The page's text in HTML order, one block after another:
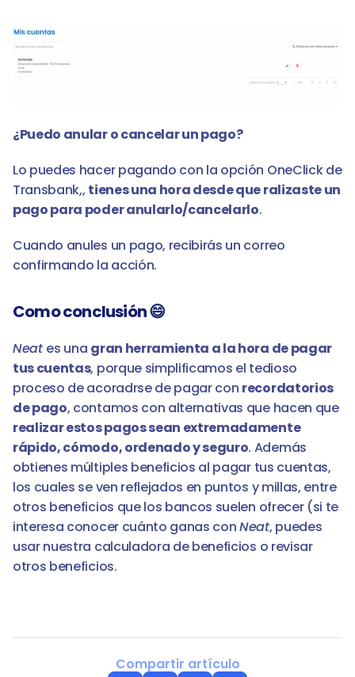
¿Puedo anular o cancelar un pago?
Lo puedes hacer pagando con la opción OneClick de
Transbank,, tienes una hora desde que ralizaste un
pago para poder anularlo/cancelarlo.
Cuando anules un pago, recibirás un correo
confirmando la acción.
Como conclusión 😄
Neat es una gran herramienta a la hora de pagar
tus cuentas, porque simplificamos el tedioso
proceso de acoradrse de pagar con recordatorios
de pago
, contamos con alternativas que hacen que
realizar estos pagos sean extremadamente
rápido, cómodo, ordenado y seguro. Además
obtienes múltiples beneficios al pagar tus cuentas,
los cuales se ven reflejados en puntos y millas, entre
otros beneficios que los bancos suelen ofrecer (si te
interesa conocer cuánto ganas con Neat, puedes
usar nuestra calculadora de beneficios o revisar
otros beneficios.
Compartir artículo